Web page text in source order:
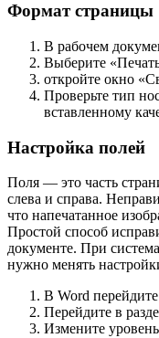
Формат страницы
В рабочем
Выберите
откройте окно
Проверьте тип
вставленному
Настройка полей
Поля — это часть
слева и справа.
что напечатанное
Простой способ
документе. При
нужно менять
В Word
Перейдите в
Измените